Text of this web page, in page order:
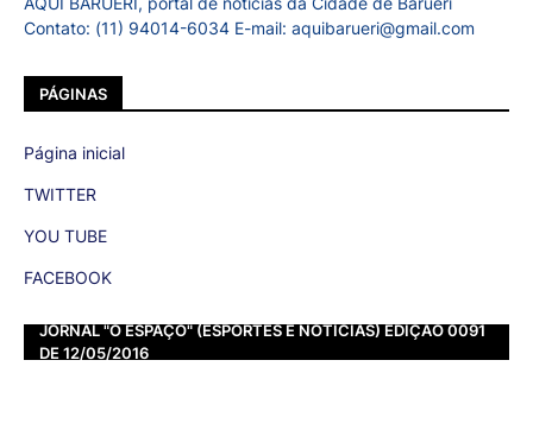
Contato: (11) 94014-6034 E-mail: aquibarueri@gmail.com
PÁGINAS
Página inicial
TWITTER
YOU TUBE
FACEBOOK
JORNAL "O ESPAÇO" (ESPORTES E NOTÍCIAS) EDIÇÃO 0091
DE 12/05/2016